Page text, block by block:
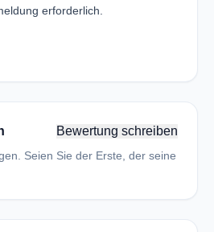
erforderlich.
Bewertung schreiben
Seien Sie der Erste, der seine